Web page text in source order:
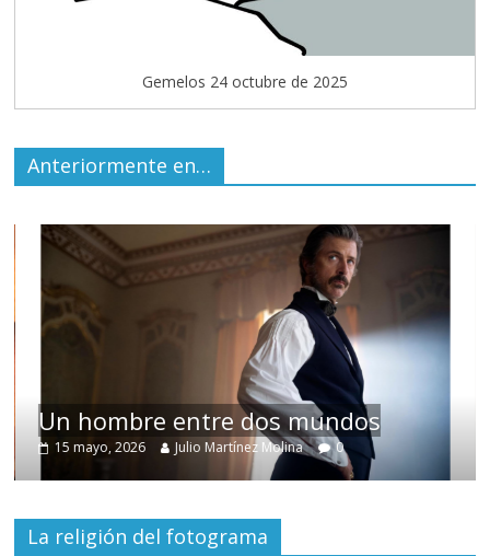
Gemelos 24 octubre de 2025
Anteriormente en…
Un hombre entre dos mundos
15 mayo, 2026 Julio Martínez Molina 0
La religión del fotograma